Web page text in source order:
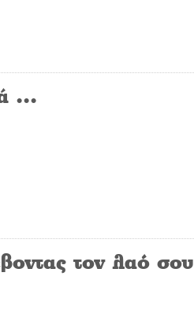
...
τον λαό σου